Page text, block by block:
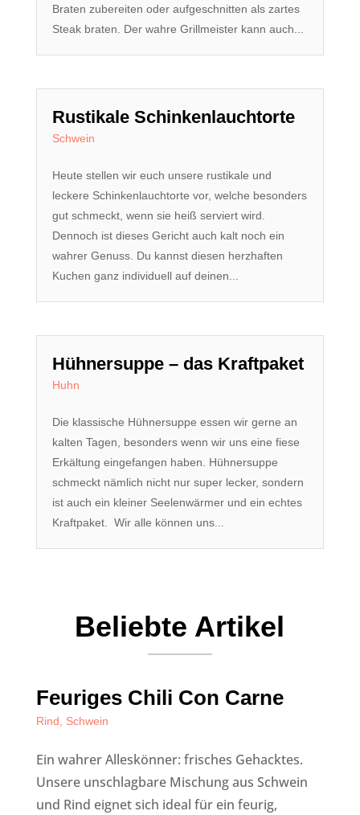
Braten zubereiten oder aufgeschnitten als zartes
Steak braten. Der wahre Grillmeister kann auch...
Rustikale Schinkenlauchtorte
Schwein
Heute stellen wir euch unsere rustikale und
leckere Schinkenlauchtorte vor, welche besonders
gut schmeckt, wenn sie heiß serviert wird.
Dennoch ist dieses Gericht auch kalt noch ein
wahrer Genuss. Du kannst diesen herzhaften
Kuchen ganz individuell auf deinen...
Hühnersuppe – das Kraftpaket
Huhn
Die klassische Hühnersuppe essen wir gerne an
kalten Tagen, besonders wenn wir uns eine fiese
Erkältung eingefangen haben. Hühnersuppe
schmeckt nämlich nicht nur super lecker, sondern
ist auch ein kleiner Seelenwärmer und ein echtes
Kraftpaket. Wir alle können uns...
Beliebte Artikel
Feuriges Chili Con Carne
Rind, Schwein
Ein wahrer Alleskönner: frisches Gehacktes.
Unsere unschlagbare Mischung aus Schwein
und Rind eignet sich ideal für ein feurig,